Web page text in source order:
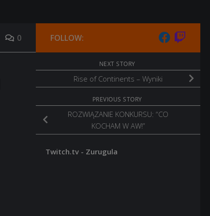
0 FOLLOW:
NEXT STORY
Rise of Continents – Wyniki
PREVIOUS STORY
ROZWIĄZANIE KONKURSU: “CO
KOCHAM W AW!”
Twitch.tv - Zurugula